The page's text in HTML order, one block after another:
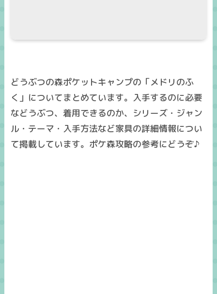
どうぶつの森ポケットキャンプの「メドリのふ
く」についてまとめています。入手するのに必要
などうぶつ、着用できるのか、シリーズ・ジャン
ル・テーマ・入手方法など家具の詳細情報につい
て掲載しています。ポケ森攻略の参考にどうぞ♪